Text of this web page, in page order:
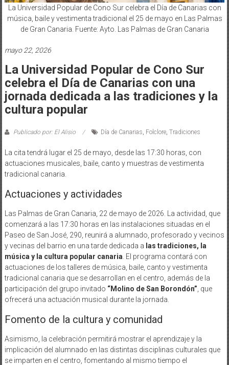
La Universidad Popular de Cono Sur celebra el Día de Canarias con
música, baile y vestimenta tradicional el 25 de mayo en Las Palmas
de Gran Canaria. Fuente: Ayto. Las Palmas de Gran Canaria
mayo 22, 2026
La Universidad Popular de Cono Sur
celebra el Día de Canarias con una
jornada dedicada a las tradiciones y la
cultura popular
Publicado por: El Alisio Día de Canarias Folclore, Tradiciones
La cita tendrá lugar el 25 de mayo, desde las 17:30 horas, con
actuaciones musicales, baile, canto y muestras de vestimenta
tradicional canaria.
Actuaciones y actividades
Las Palmas de Gran Canaria, 22 de mayo de 2026. La actividad, que
comenzará a las 17:30 horas en las instalaciones situadas en el
Paseo de San José, 290, reunirá a alumnado, profesorado y vecinos
y vecinas del barrio en una tarde dedicada a las tradiciones, la
música y la cultura popular canaria . El programa contará con
actuaciones de los talleres de música, baile, canto y vestimenta
tradicional canaria que se desarrollan en el centro, además de la
participación del grupo invitado “Molino de San Borondón” , que
ofrecerá una actuación musical durante la jornada.
Fomento de la cultura y comunidad
Asimismo, la celebración permitirá mostrar el aprendizaje y la
implicación del alumnado en las distintas disciplinas culturales que
se imparten en el centro, fomentando al mismo tiempo el